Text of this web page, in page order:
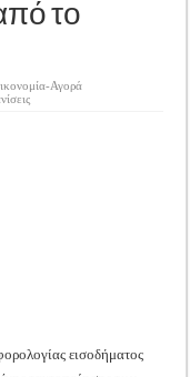
Προσφορές!!
των Εντόμων
το
Αγορά
εισοδήματος